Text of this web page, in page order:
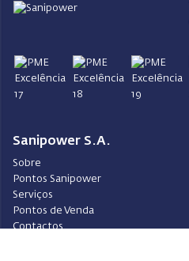
Sanipower S.A.
Sobre
Pontos Sanipower
Serviços
Pontos de Venda
Contactos